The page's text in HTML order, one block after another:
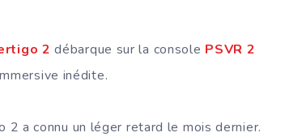
2 débarque sur la console PSVR 2
inédite.
a connu un léger retard le mois dernier.